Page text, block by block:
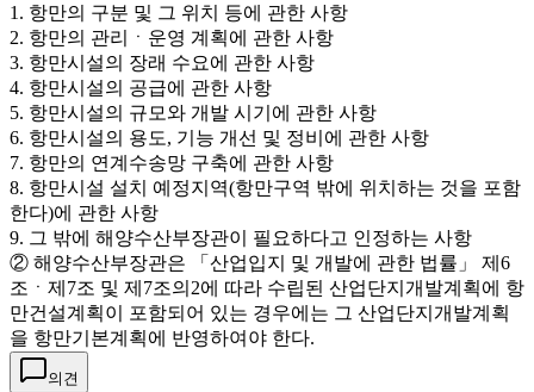
1. 항만의 구분 및 그 위치 등에 관한 사항
2. 항만의 관리ㆍ운영 계획에 관한 사항
3. 항만시설의 장래 수요에 관한 사항
4. 항만시설의 공급에 관한 사항
5. 항만시설의 규모와 개발 시기에 관한 사항
6. 항만시설의 용도, 기능 개선 및 정비에 관한 사항
7. 항만의 연계수송망 구축에 관한 사항
8. 항만시설 설치 예정지역(항만구역 밖에 위치하는 것을 포함
한다)에 관한 사항
9. 그 밖에 해양수산부장관이 필요하다고 인정하는 사항
② 해양수산부장관은 「산업입지 및 개발에 관한 법률」 제6
조ㆍ제7조 및 제7조의2에 따라 수립된 산업단지개발계획에 항
만건설계획이 포함되어 있는 경우에는 그 산업단지개발계획
을 항만기본계획에 반영하여야 한다.
의견